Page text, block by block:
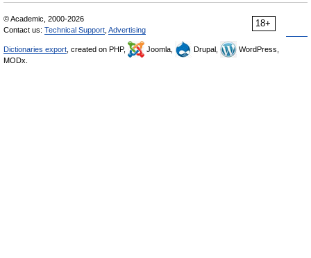
18+
© Academic, 2000-2026
Contact us: Technical Support Advertising
Dictionaries export , created on PHP, Joomla, Drupal,
WordPress,
MODx.